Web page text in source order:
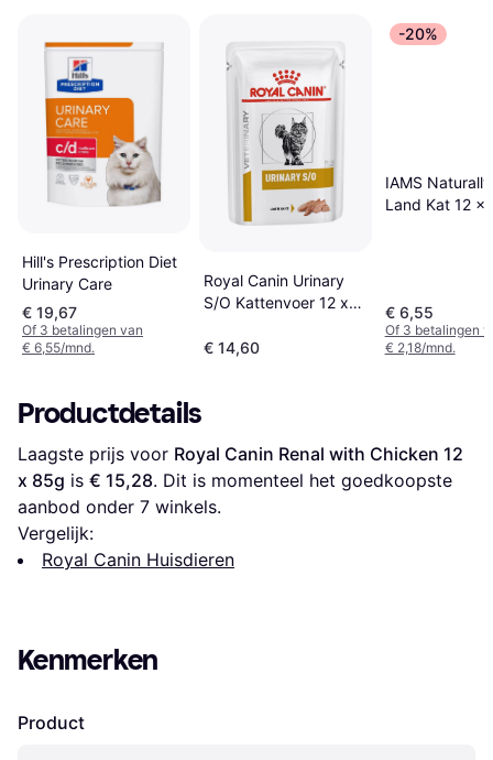
Hill's Prescription Diet
Urinary Care
€ 19,67
Of 3 betalingen van
€ 6,55/mnd.
Royal Canin Urinary
S/O Kattenvoer 12 x
€ 14,60
-20%
IAMS
Land Kat 12 x
€ 6,55
Of 3 betalingen
€ 2,18/mnd.
Productdetails
Laagste prijs voor Royal Canin Renal with Chicken 12
x 85g is € 15,28. Dit is momenteel het goedkoopste
aanbod onder 7 winkels.
Vergelijk:
Royal Canin Huisdieren
Kenmerken
Product